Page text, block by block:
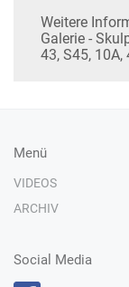
Weitere
Galerie -
43, S45, 10A,
Menü
VIDEOS
ARCHIV
Social Media